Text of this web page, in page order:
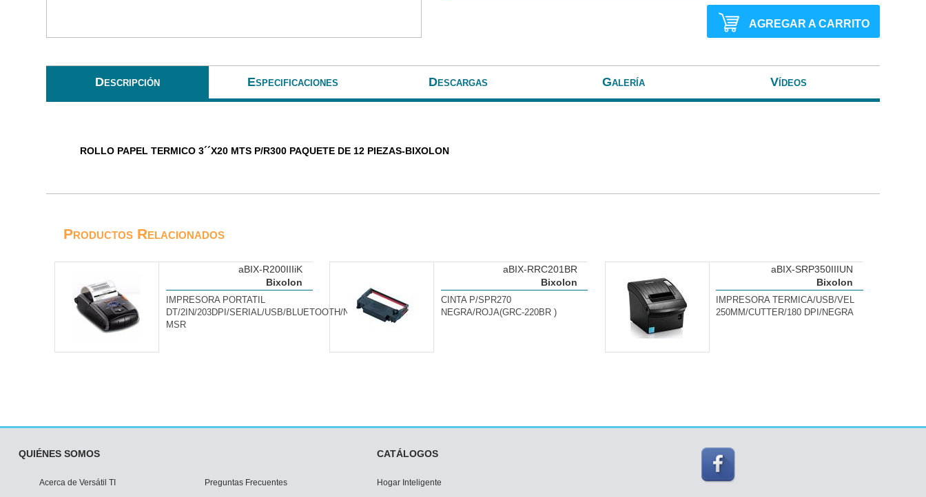
AGREGAR A CARRITO
Descripción Especificaciones Descargas Galería Vídeos
ROLLO PAPEL TERMICO 3´´X20 MTS P/R300 PAQUETE DE 12 PIEZAS-BIXOLON
Productos Relacionados
Bixolon
aBIX-R200IIIiK
IMPRESORA PORTATIL
DT/2IN/203DPI/SERIAL/USB/BLUETOOTH/NFC/NO
MSR
Bixolon
aBIX-RRC201BR
CINTA P/SPR270
NEGRA/ROJA(GRC-220BR )
Bixolon
aBIX-SRP350IIIUN
IMPRESORA TERMICA/USB/VEL
250MM/CUTTER/180 DPI/NEGRA
QUIÉNES SOMOS
Acerca de Versátil TI Preguntas Frecuentes
CATÁLOGOS
Hogar Inteligente